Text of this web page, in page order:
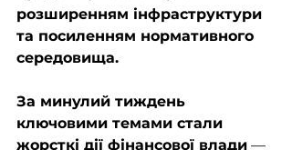
розширенням інфраструктури
та посиленням нормативного
середовища.
За минулий тиждень
ключовими темами стали
жорсткі дії фінансової влади —